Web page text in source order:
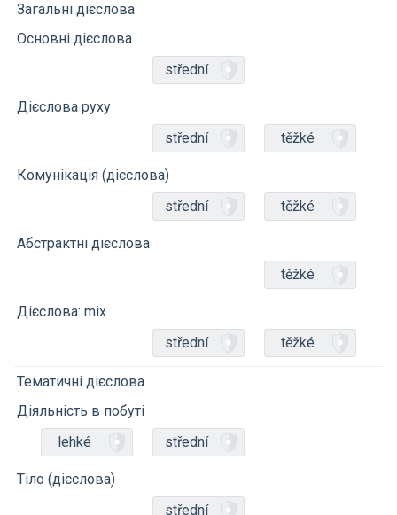
Загальні дієслова
Основні дієслова
střední
Дієслова руху
střední
těžké
Комунікація (дієслова)
střední
těžké
Абстрактні дієслова
těžké
Дієслова: mix
střední
těžké
Тематичні дієслова
Діяльність в побуті
lehké
střední
Тіло (дієслова)
střední